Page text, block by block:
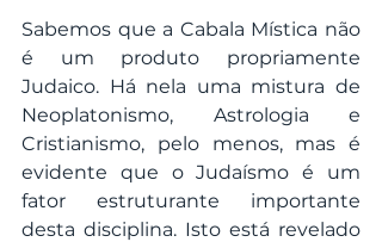
Sabemos que a Cabala Mística não
é um produto propriamente
Judaico. Há nela uma mistura de
Neoplatonismo, Astrologia e
Cristianismo, pelo menos, mas é
evidente que o Judaísmo é um
fator estruturante importante
desta disciplina. Isto está revelado